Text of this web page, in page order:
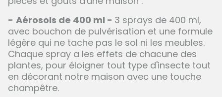
- Aérosols de 400 ml - 3 sprays de 400 ml,
avec bouchon de pulvérisation et une formule
légère qui ne tache pas le sol ni les meubles.
Chaque spray a les effets de chacune des
plantes, pour éloigner tout type d'insecte tout
en décorant notre maison avec une touche
champêtre.